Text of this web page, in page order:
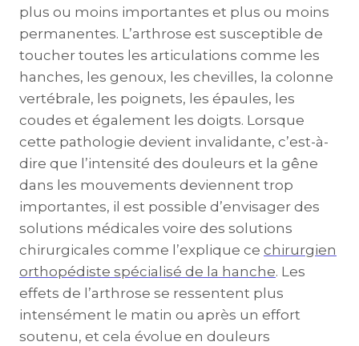
plus ou moins importantes et plus ou moins
permanentes. L’arthrose est susceptible de
toucher toutes les articulations comme les
hanches, les genoux, les chevilles, la colonne
vertébrale, les poignets, les épaules, les
coudes et également les doigts. Lorsque
cette pathologie devient invalidante, c’est-à-
dire que l’intensité des douleurs et la gêne
dans les mouvements deviennent trop
importantes, il est possible d’envisager des
solutions médicales voire des solutions
chirurgicales comme l’explique ce chirurgien
orthopédiste spécialisé de la hanche. Les
effets de l’arthrose se ressentent plus
intensément le matin ou après un effort
soutenu, et cela évolue en douleurs